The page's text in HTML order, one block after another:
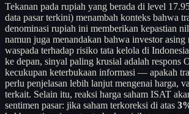
Tekanan pada rupiah yang berada di level
data pasar terkini) menambah konteks bahwa
denominasi rupiah ini memberikan kepastian
namun juga menandakan bahwa investor
waspada terhadap risiko tata kelola di
ke depan, sinyal paling krusial adalah respons
kecukupan keterbukaan informasi — apakah
perlu penjelasan lebih lanjut mengenai harga,
terkait. Selain itu, reaksi harga saham ISAT
sentimen pasar: jika saham terkoreksi di atas